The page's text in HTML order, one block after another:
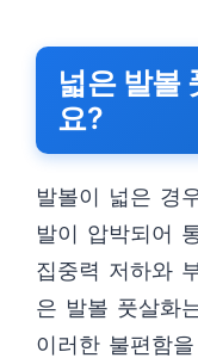
넓은 발볼
요?
발볼이 넓은 경
발이 압박되어
집중력 저하와
은 발볼 풋살화
이러한 불편함